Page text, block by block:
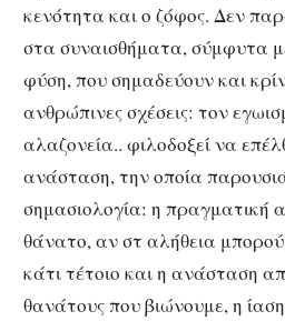
κενότητα και ο ζόφος. Δεν
στα συναισθήματα, σύμφυτα
φύση, που σημαδεύουν και
ανθρώπινες σχέσεις: τον
αλαζονεία.. φιλοδοξεί να
ανάσταση, την οποία
σημασιολογία: η πραγματική
θάνατο, αν στ αλήθεια
κάτι τέτοιο και η ανάσταση
θανάτους που βιώνουμε, η